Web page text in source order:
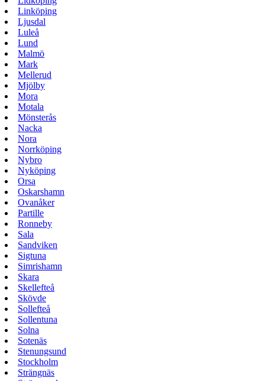
Linköping
Ljusdal
Luleå
Lund
Malmö
Mark
Mellerud
Mjölby
Mora
Motala
Mönsterås
Nacka
Nora
Norrköping
Nybro
Nyköping
Orsa
Oskarshamn
Ovanåker
Partille
Ronneby
Sala
Sandviken
Sigtuna
Simrishamn
Skara
Skellefteå
Skövde
Sollefteå
Sollentuna
Solna
Sotenäs
Stenungsund
Stockholm
Strängnäs